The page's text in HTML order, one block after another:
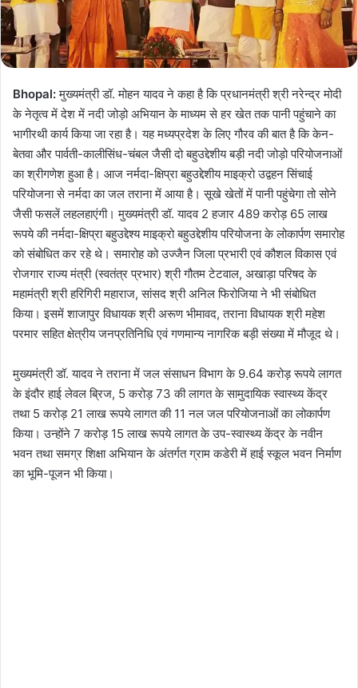
Bhopal:मुख्यमंत्री डॉ. मोहन यादव ने कहा है कि प्रधानमंत्री श्री नरेन्द्र मोदी
के नेतृत्व में देश में नदी जोड़ो अभियान के माध्यम से हर खेत तक पानी पहुंचाने का
भागीरथी कार्य किया जा रहा है। यह मध्यप्रदेश के लिए गौरव की बात है कि केन-
बेतवा और पार्वती-कालीसिंध-चंबल जैसी दो बहुउद्देशीय बड़ी नदी जोड़ो परियोजनाओं
का श्रीगणेश हुआ है। आज नर्मदा-क्षिप्रा बहुउद्देशीय माइक्रो उद्वहन सिंचाई
परियोजना से नर्मदा का जल तराना में आया है। सूखे खेतों में पानी पहुंचेगा तो सोने
जैसी फसलें लहलहाएंगी। मुख्यमंत्री डॉ. यादव 2 हजार 489 करोड़ 65 लाख
रूपये की नर्मदा-क्षिप्रा बहुउद्देश्य माइक्रो बहुउद्देशीय परियोजना के लोकार्पण समारोह
को संबोधित कर रहे थे। समारोह को उज्जैन जिला प्रभारी एवं कौशल विकास एवं
रोजगार राज्य मंत्री (स्वतंत्र प्रभार) श्री गौतम टेटवाल, अखाड़ा परिषद के
महामंत्री श्री हरिगिरी महाराज, सांसद श्री अनिल फिरोजिया ने भी संबोधित
किया। इसमें शाजापुर विधायक श्री अरूण भीमावद, तराना विधायक श्री महेश
परमार सहित क्षेत्रीय जनप्रतिनिधि एवं गणमान्य नागरिक बड़ी संख्या में मौजूद थे।
मुख्यमंत्री डॉ. यादव ने तराना में जल संसाधन विभाग के 9.64 करोड़ रूपये लागत
के इंदौर हाई लेवल ब्रिज, 5 करोड़ 73 की लागत के सामुदायिक स्वास्थ्य केंद्र
तथा 5 करोड़ 21 लाख रूपये लागत की 11 नल जल परियोजनाओं का लोकार्पण
किया। उन्होंने 7 करोड़ 15 लाख रूपये लागत के उप-स्वास्थ्य केंद्र के नवीन
भवन तथा समग्र शिक्षा अभियान के अंतर्गत ग्राम कडेरी में हाई स्कूल भवन निर्माण
का भूमि-पूजन भी किया।